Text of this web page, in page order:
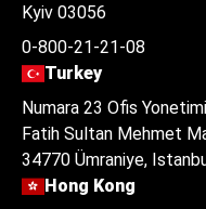
Kyiv 03056
0-800-21-21-08
Turkey
Numara 23 Ofis
Fatih Sultan Mehmet
34770 Ümraniye,
Hong Kong